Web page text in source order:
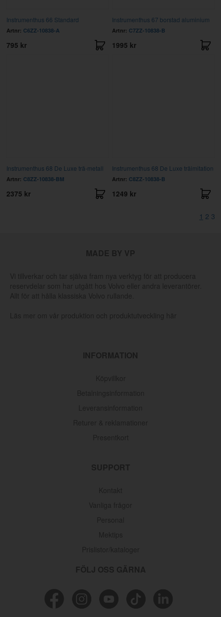
Instrumenthus 66 Standard
Artnr: C6ZZ-10838-A
795 kr
Instrumenthus 67 borstad aluminium
Artnr: C7ZZ-10838-B
1995 kr
Instrumenthus 68 De Luxe trä-metall
Artnr: C8ZZ-10838-BM
2375 kr
Instrumenthus 68 De Luxe träimitation
Artnr: C8ZZ-10838-B
1249 kr
1 2 3